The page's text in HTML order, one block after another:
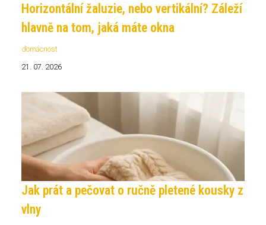
Horizontální žaluzie, nebo vertikální? Záleží
hlavně na tom, jaká máte okna
domácnost
21. 07. 2026
Jak prát a pečovat o ručně pletené kousky z
vlny